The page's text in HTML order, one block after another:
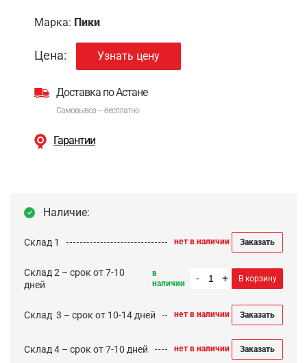
Марка: Пики
Цена: Узнать цену
Доставка по Астане
Самовывоз — бесплатно
Гарантии
Наличие:
Склад 1 нет в наличии Заказать
Склад 2 – срок от 7-10
дней
в
наличии
- + В корзину
Cклад 3 – срок от 10-14 дней нет в наличии Заказать
Склад 4 – срок от 7-10 дней нет в наличии Заказать